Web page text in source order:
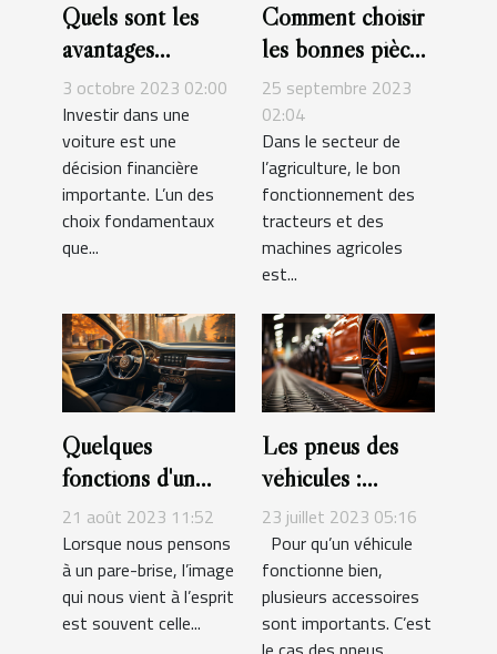
Quels sont les
avantages
d'investir dans
des voitures
d'occasion ?
3 octobre 2023 02:00
Investir dans une
voiture est une
décision financière
importante. L’un des
choix fondamentaux
que...
Comment choisir
les bonnes pièces
et accessoires
pour vos
tracteurs et
machines
agricoles ?
25 septembre 2023
02:04
Dans le secteur de
l’agriculture, le bon
fonctionnement des
tracteurs et des
machines agricoles
est...
Quelques
fonctions d'un
pare-brise que
vous ignorez
21 août 2023 11:52
Lorsque nous pensons
à un pare-brise, l’image
qui nous vient à l’esprit
est souvent celle...
Les pneus des
véhicules :
l'essentiel à savoir
23 juillet 2023 05:16
Pour qu’un véhicule
fonctionne bien,
plusieurs accessoires
sont importants. C’est